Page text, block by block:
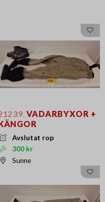
VADARBYXOR +
Avslutat rop
300 kr
Sunne